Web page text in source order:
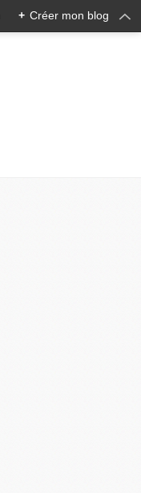
+ Créer mon blog